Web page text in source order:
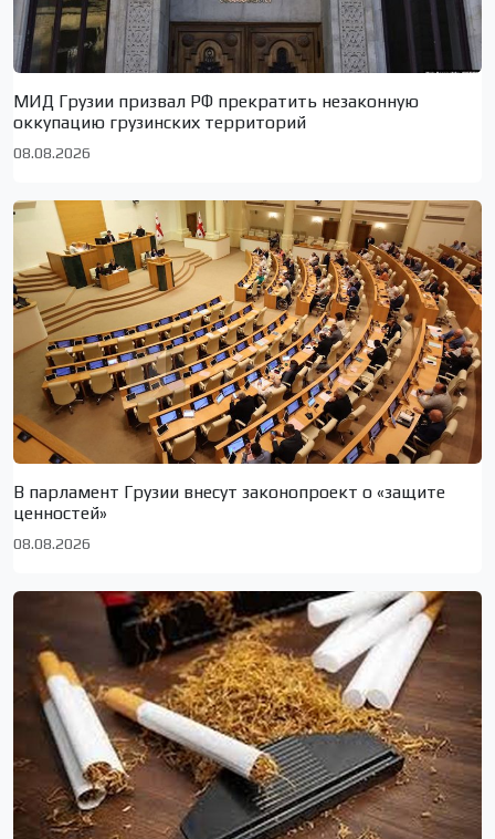
МИД Грузии призвал РФ прекратить незаконную
оккупацию грузинских территорий
08.08.2026
В парламент Грузии внесут законопроект о «защите
ценностей»
08.08.2026